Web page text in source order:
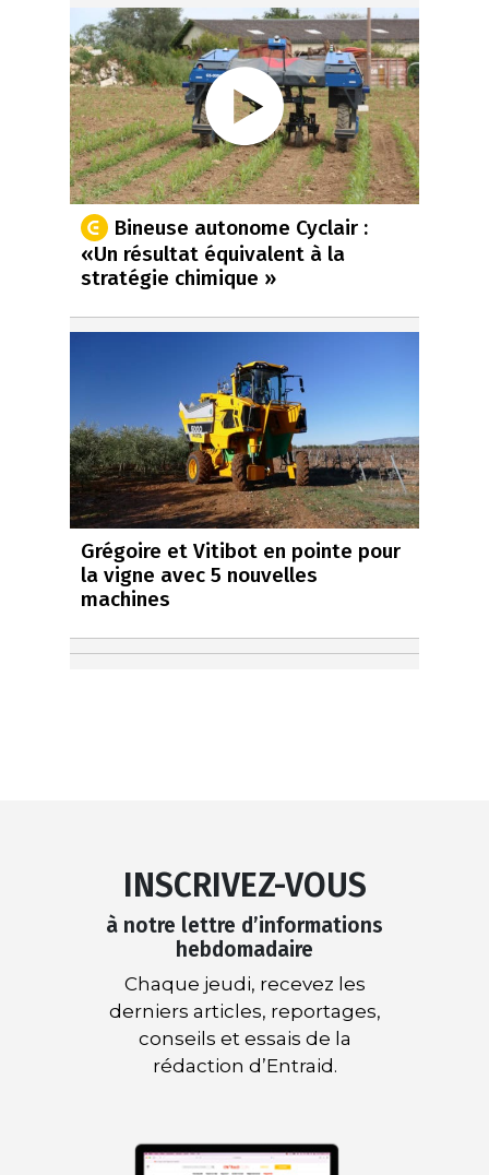
Bineuse autonome Cyclair :
«Un résultat équivalent à la
stratégie chimique »
Grégoire et Vitibot en pointe pour
la vigne avec 5 nouvelles
machines
INSCRIVEZ-VOUS
à notre lettre d’informations
hebdomadaire
Chaque jeudi, recevez les
derniers articles, reportages,
conseils et essais de la
rédaction d’Entraid.